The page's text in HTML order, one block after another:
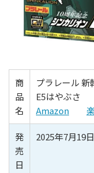
商
品
名
プラレール 新
E5はやぶさ
Amazon
発
売
日
2025年7月19